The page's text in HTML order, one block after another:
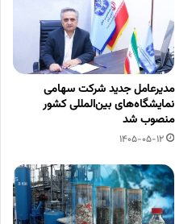
مدیرعامل جدید شرکت سهامی
نمایشگاه‌های بین‌المللی کشور
منصوب شد
1405-05-12